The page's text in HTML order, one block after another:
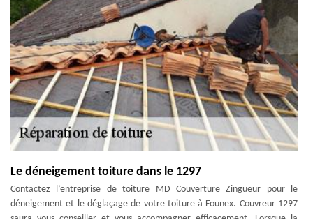
Le déneigement toiture dans le 1297
Contactez l’entreprise de toiture MD Couverture Zingueur pour le
déneigement et le déglaçage de votre toiture à Founex. Couvreur 1297